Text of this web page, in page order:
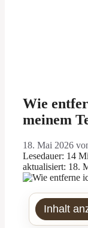
Wie
meinem
18. Mai 2026
Lesedauer: 14
aktualisiert: 18.
Inhalt